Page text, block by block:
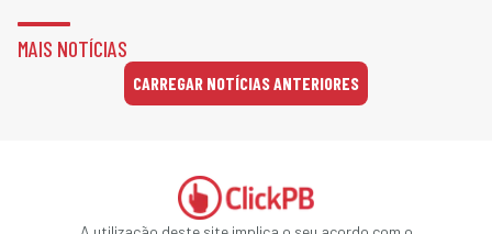
MAIS NOTÍCIAS
CARREGAR NOTÍCIAS ANTERIORES